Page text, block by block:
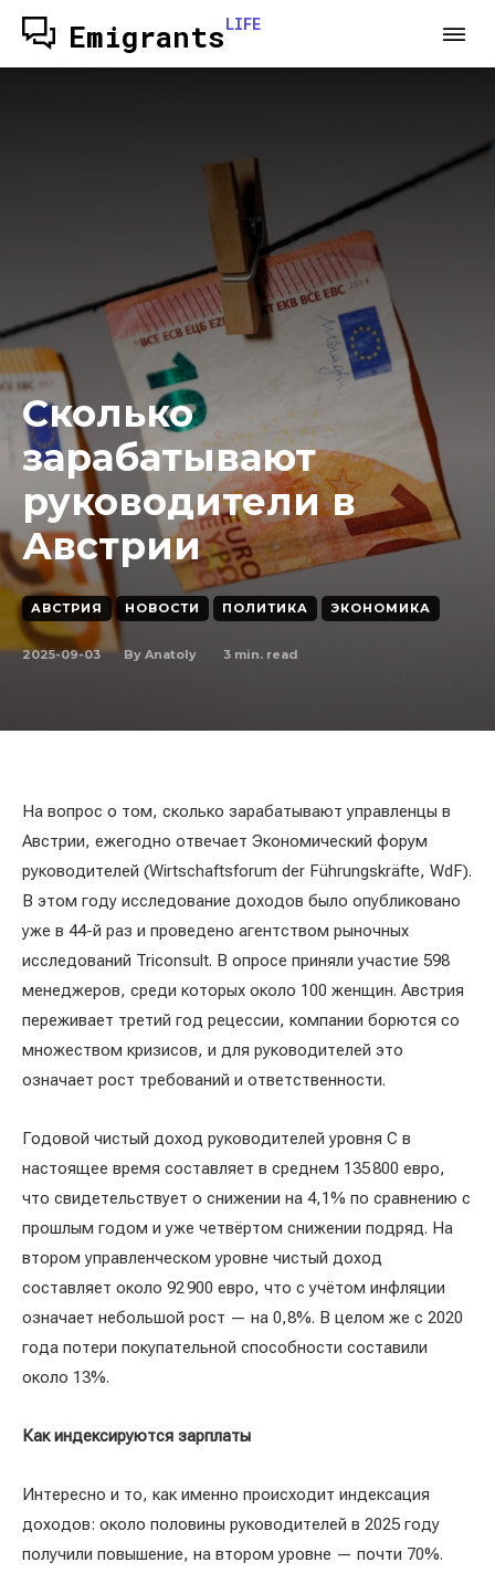
EmigrantsLIFE
Сколько
зарабатывают
руководители в
Австрии
АВСТРИЯ НОВОСТИ ПОЛИТИКА ЭКОНОМИКА
2025-09-03 By Anatoly 3 min. read
На вопрос о том, сколько зарабатывают управленцы в
Австрии, ежегодно отвечает Экономический форум
руководителей (Wirtschaftsforum der Führungskräfte, WdF).
В этом году исследование доходов было опубликовано
уже в 44-й раз и проведено агентством рыночных
исследований Triconsult. В опросе приняли участие 598
менеджеров, среди которых около 100 женщин. Австрия
переживает третий год рецессии, компании борются со
множеством кризисов, и для руководителей это
означает рост требований и ответственности.
Годовой чистый доход руководителей уровня C в
настоящее время составляет в среднем 135 800 евро,
что свидетельствует о снижении на 4,1% по сравнению с
прошлым годом и уже четвёртом снижении подряд. На
втором управленческом уровне чистый доход
составляет около 92 900 евро, что с учётом инфляции
означает небольшой рост — на 0,8%. В целом же с 2020
года потери покупательной способности составили
около 13%.
Как индексируются зарплаты
Интересно и то, как именно происходит индексация
доходов: около половины руководителей в 2025 году
получили повышение, на втором уровне — почти 70%.